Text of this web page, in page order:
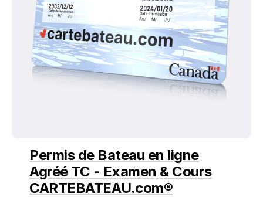
Permis de Bateau en ligne
Agréé TC - Examen & Cours
CARTEBATEAU.com®